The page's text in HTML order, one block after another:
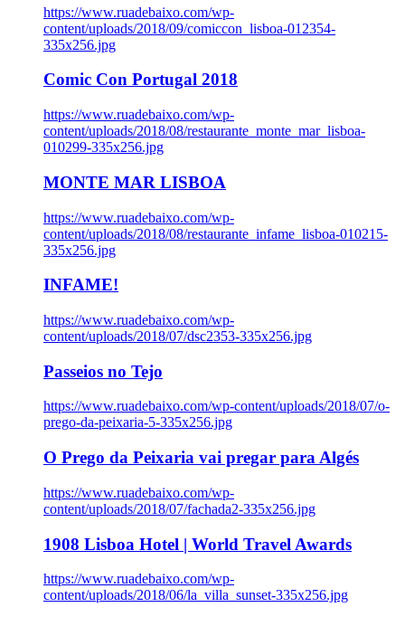
https://www.ruadebaixo.com/wp-
content/uploads/2018/09/comiccon_lisboa-012354-
335x256.jpg
Comic Con Portugal 2018
https://www.ruadebaixo.com/wp-
content/uploads/2018/08/restaurante_monte_mar_lisboa-
010299-335x256.jpg
MONTE MAR LISBOA
https://www.ruadebaixo.com/wp-
content/uploads/2018/08/restaurante_infame_lisboa-010215-
335x256.jpg
INFAME!
https://www.ruadebaixo.com/wp-
content/uploads/2018/07/dsc2353-335x256.jpg
Passeios no Tejo
https://www.ruadebaixo.com/wp-content/uploads/2018/07/o-
prego-da-peixaria-5-335x256.jpg
O Prego da Peixaria vai pregar para Algés
https://www.ruadebaixo.com/wp-
content/uploads/2018/07/fachada2-335x256.jpg
1908 Lisboa Hotel | World Travel Awards
https://www.ruadebaixo.com/wp-
content/uploads/2018/06/la_villa_sunset-335x256.jpg